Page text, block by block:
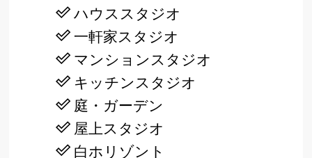
ハウススタジオ
一軒家スタジオ
マンションスタジオ
キッチンスタジオ
庭・ガーデン
屋上スタジオ
白ホリゾント